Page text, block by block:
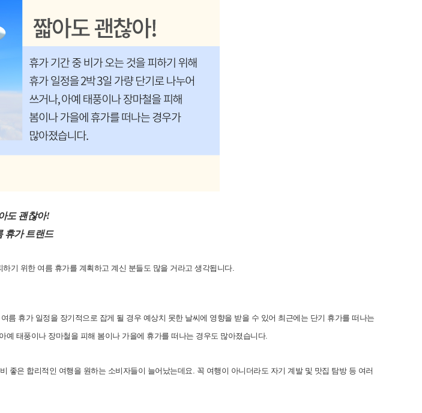
도 괜찮아!
휴가 트랜드
기 위한 여름 휴가를 계획하고 계신 분들도 많을 거라고 생각됩니다.
휴가 일정을 장기적으로 잡게 될 경우 예상치 못한 날씨에 영향을 받을 수 있어 최근에는 단기 휴가를 떠나는
태풍이나 장마철을 피해 봄이나 가을에 휴가를 떠나는 경우도 많아졌습니다.
은 합리적인 여행을 원하는 소비자들이 늘어났는데요. 꼭 여행이 아니더라도 자기 계발 및 맛집 탐방 등 여러